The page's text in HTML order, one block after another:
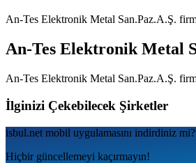
An-Tes Elektronik Metal San.Paz.A.Ş.
An-Tes Elektronik Metal
An-Tes Elektronik Metal San.Paz.A.Ş.
İlginizi Çekebilecek Şirketler
isbul.net mobil uygulamаsını indirdiniz mi?
Hiçbir güncellemeyi kaçırmayın!